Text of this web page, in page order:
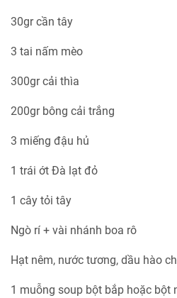
30gr cần tây
3 tai nấm mèo
300gr cải thìa
200gr bông cải trắng
3 miếng đậu hủ
1 trái ớt Đà lạt đỏ
1 cây tỏi tây
Ngò rí + vài nhánh boa rô
Hạt nêm, nước tương, dầu hào
1 muỗng soup bột bắp hoặc bột